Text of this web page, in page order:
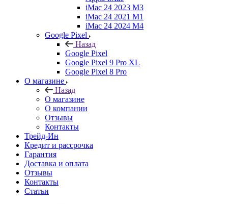
iMac 24 2023 M3
iMac 24 2021 M1
iMac 24 2024 M4
Google Pixel
Назад
Google Pixel
Google Pixel 9 Pro XL
Google Pixel 8 Pro
О магазине
Назад
О магазине
О компании
Отзывы
Контакты
Трейд-Ин
Кредит и рассрочка
Гарантия
Доставка и оплата
Отзывы
Контакты
Статьи